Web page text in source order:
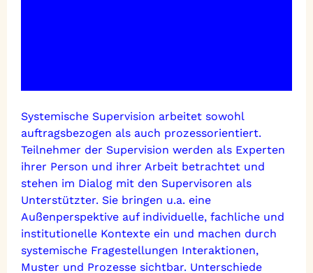
Systemische Supervision arbeitet sowohl
auftragsbezogen als auch prozessorientiert.
Teilnehmer der Supervision werden als Experten
ihrer Person und ihrer Arbeit betrachtet und
stehen im Dialog mit den Supervisoren als
Unterstützter. Sie bringen u.a. eine
Außenperspektive auf individuelle, fachliche und
institutionelle Kontexte ein und machen durch
systemische Fragestellungen Interaktionen,
Muster und Prozesse sichtbar. Unterschiede